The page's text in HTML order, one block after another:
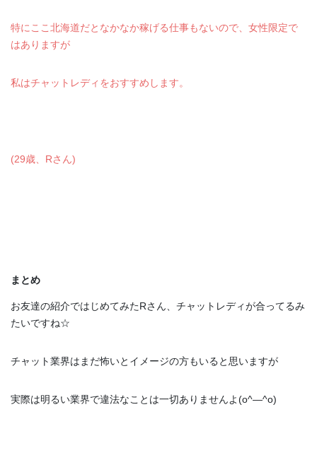
特にここ北海道だとなかなか稼げる仕事もないので、女性限定で
はありますが
私はチャットレディをおすすめします。
(29歳、Rさん)
まとめ
お友達の紹介ではじめてみたRさん、チャットレディが合ってるみ
たいですね☆
チャット業界はまだ怖いとイメージの方もいると思いますが
実際は明るい業界で違法なことは一切ありませんよ(o^―^o)